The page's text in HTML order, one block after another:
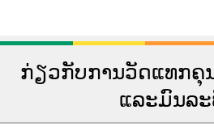
ກ່ຽວກັບການວັດແທກຄຸ
ແລະມົນລ